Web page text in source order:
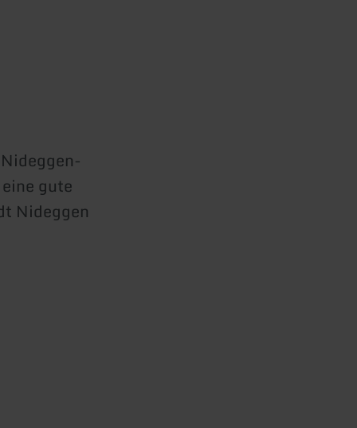
gute
Nideggen